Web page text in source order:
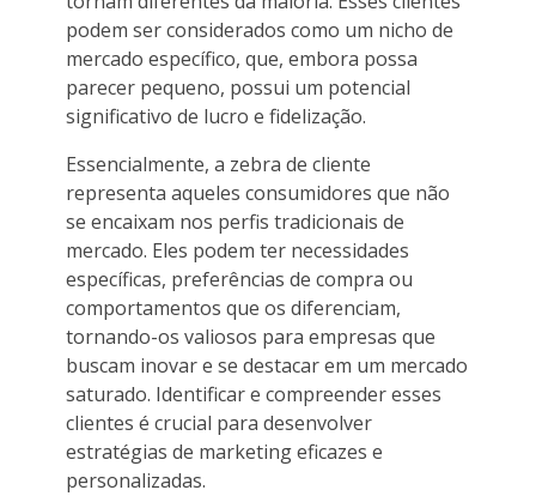
podem ser considerados como um nicho de
mercado específico, que, embora possa
parecer pequeno, possui um potencial
significativo de lucro e fidelização.
Essencialmente, a zebra de cliente
representa aqueles consumidores que não
se encaixam nos perfis tradicionais de
mercado. Eles podem ter necessidades
específicas, preferências de compra ou
comportamentos que os diferenciam,
tornando-os valiosos para empresas que
buscam inovar e se destacar em um mercado
saturado. Identificar e compreender esses
clientes é crucial para desenvolver
estratégias de marketing eficazes e
personalizadas.